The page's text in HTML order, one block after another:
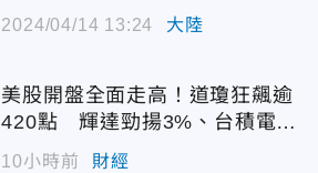
2024/04/14 13:24 大陸
美股開盤全面走高！道瓊狂飆逾
420點 輝達勁揚3%、台積電A
DR續強
10小時前 財經